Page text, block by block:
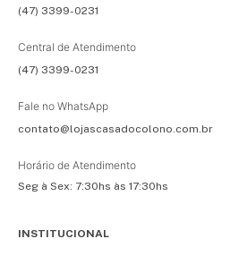
(47) 3399-0231
Central de Atendimento
(47) 3399-0231
Fale no WhatsApp
contato@lojascasadocolono.com.br
Horário de Atendimento
Seg à Sex: 7:30hs às 17:30hs
INSTITUCIONAL